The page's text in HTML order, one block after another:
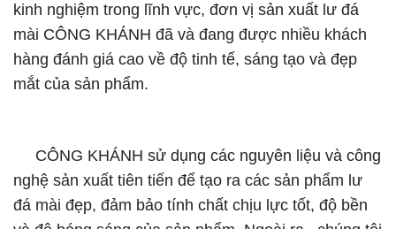
kinh nghiệm trong lĩnh vực, đơn vị sản xuất lư đá
mài CÔNG KHÁNH đã và đang được nhiều khách
hàng đánh giá cao về độ tinh tế, sáng tạo và đẹp
mắt của sản phẩm.
CÔNG KHÁNH sử dụng các nguyên liệu và công
nghệ sản xuất tiên tiến để tạo ra các sản phẩm lư
đá mài đẹp, đảm bảo tính chất chịu lực tốt, độ bền